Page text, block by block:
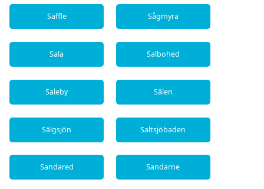
Säffle Sågmyra
Sala Salbohed
Saleby Sälen
Sälgsjön Saltsjöbaden
Sandared Sandarne